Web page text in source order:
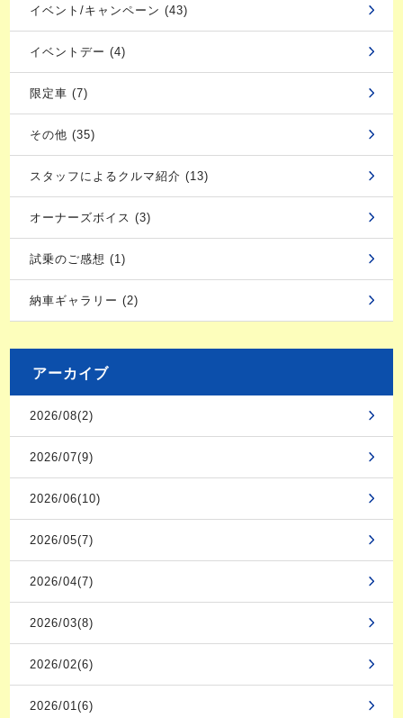
イベント/キャンペーン (43)
イベントデー (4)
限定車 (7)
その他 (35)
スタッフによるクルマ紹介 (13)
オーナーズボイス (3)
試乗のご感想 (1)
納車ギャラリー (2)
アーカイブ
2026/08(2)
2026/07(9)
2026/06(10)
2026/05(7)
2026/04(7)
2026/03(8)
2026/02(6)
2026/01(6)